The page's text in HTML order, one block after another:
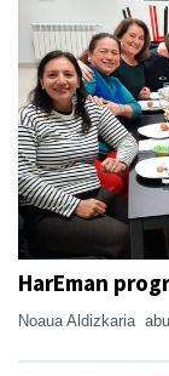
HarEman
Noaua Aldizkaria